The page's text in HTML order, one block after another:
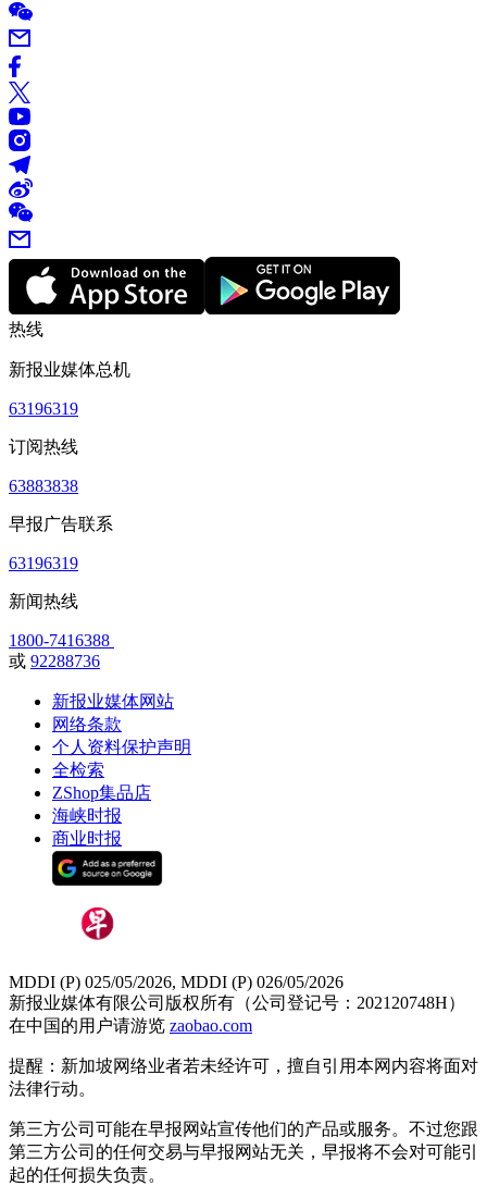
热线
新报业媒体总机
63196319
订阅热线
63883838
早报广告联系
63196319
新闻热线
1800-7416388
或 92288736
新报业媒体网站
网络条款
个人资料保护声明
全检索
ZShop集品店
海峡时报
商业时报
MDDI (P) 025/05/2026, MDDI (P) 026/05/2026
新报业媒体有限公司版权所有（公司登记号：202120748H）
在中国的用户请游览 zaobao.com
提醒：新加坡网络业者若未经许可，擅自引用本网内容将面对
法律行动。
第三方公司可能在早报网站宣传他们的产品或服务。不过您跟
第三方公司的任何交易与早报网站无关，早报将不会对可能引
起的任何损失负责。